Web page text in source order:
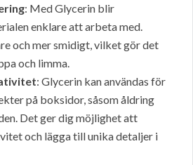
: Med Glycerin blir
enklare att arbeta med.
och mer smidigt, vilket gör det
och limma.
: Glycerin kan användas för
på boksidor, såsom åldring
Det ger dig möjlighet att
och lägga till unika detaljer i